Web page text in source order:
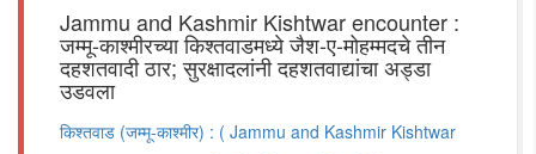
Jammu and Kashmir Kishtwar encounter :
जम्मू-काश्मीरच्या किश्तवाडमध्ये जैश-ए-मोहम्मदचे तीन
दहशतवादी ठार; सुरक्षादलांनी दहशतवाद्यांचा अड्डा
उडवला
किश्तवाड (जम्मू-काश्मीर) : ( Jammu and Kashmir Kishtwar